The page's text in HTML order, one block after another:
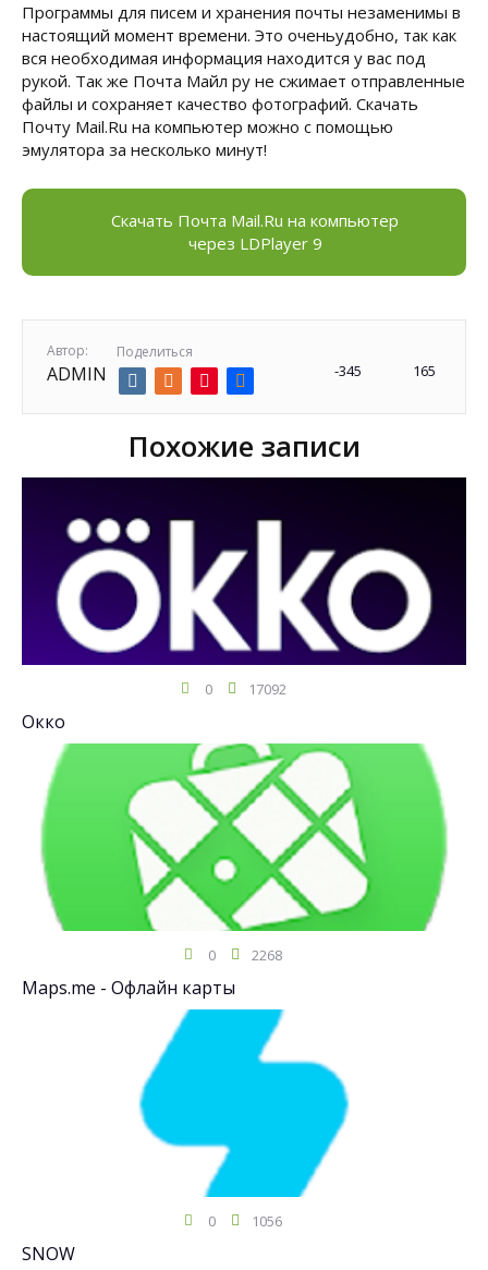
Программы для писем и хранения почты незаменимы в
настоящий момент времени. Это оченьудобно, так как
вся необходимая информация находится у вас под
рукой. Так же Почта Майл ру не сжимает отправленные
файлы и сохраняет качество фотографий. Скачать
Почту Mail.Ru на компьютер можно с помощью
эмулятора за несколько минут!
Скачать Почта Mail.Ru на компьютер
через LDPlayer 9
Автор:
ADMIN
Поделиться
-345 165
Похожие записи
0 17092
Окко
0 2268
Maps.me - Офлайн карты
0 1056
SNOW